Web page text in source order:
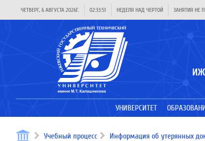
ЧЕТВЕРГ, 6 АВГУСТА 2026Г. 02:33:51 НЕДЕЛЯ НАД ЧЕРТОЙ ЗАНЯТИЯ НЕ
УНИВЕРСИТЕТ
Учебный процесс Информация об утерянных